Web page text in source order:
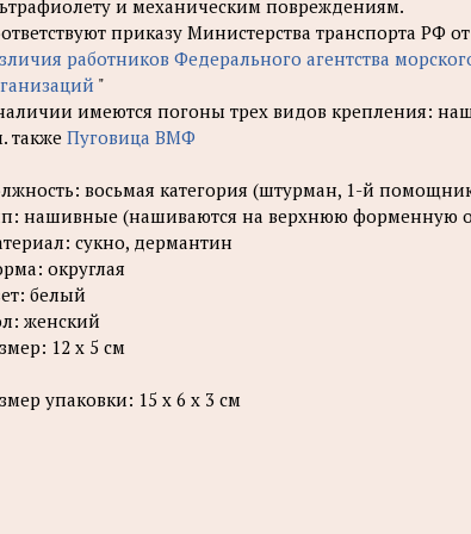
и механическим повреждениям.
приказу Министерства транспорта РФ
работников Федерального агентства
"
имеются погоны трех видов крепления:
также Пуговица ВМФ
восьмая категория (штурман, 1-й
нашивные (нашиваются на верхнюю форменную
сукно, дермантин
округлая
белый
женский
12 х 5 см
упаковки: 15 х 6 х 3 см